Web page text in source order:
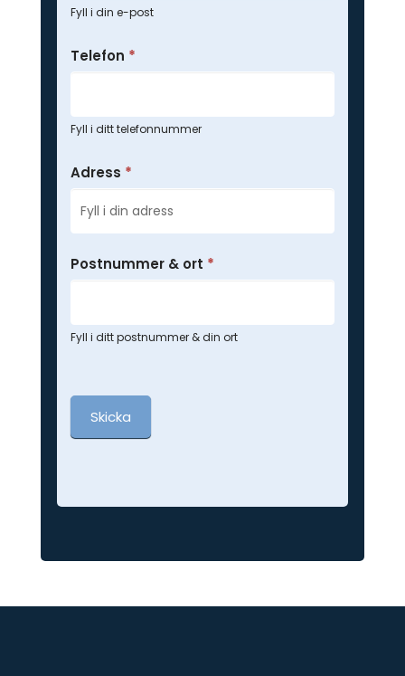
Fyll i din e-post
Telefon *
Fyll i ditt telefonnummer
Adress *
Postnummer & ort *
Fyll i ditt postnummer & din ort
Skicka